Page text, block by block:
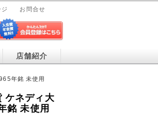
お問合せ
店舗紹介
年銘 未使用
ケネディ大
銘 未使用